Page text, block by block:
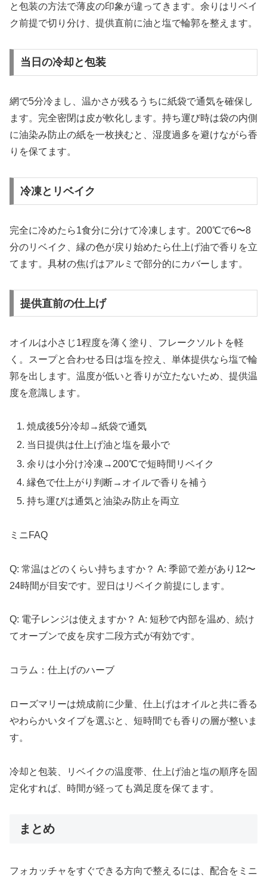
と包装の方法で薄皮の印象が違ってきます。余りはリベイ
ク前提で切り分け、提供直前に油と塩で輪郭を整えます。
当日の冷却と包装
網で5分冷まし、温かさが残るうちに紙袋で通気を確保し
ます。完全密閉は皮が軟化します。持ち運び時は袋の内側
に油染み防止の紙を一枚挟むと、湿度過多を避けながら香
りを保てます。
冷凍とリベイク
完全に冷めたら1食分に分けて冷凍します。200℃で6〜8
分のリベイク、縁の色が戻り始めたら仕上げ油で香りを立
てます。具材の焦げはアルミで部分的にカバーします。
提供直前の仕上げ
オイルは小さじ1程度を薄く塗り、フレークソルトを軽
く。スープと合わせる日は塩を控え、単体提供なら塩で輪
郭を出します。温度が低いと香りが立たないため、提供温
度を意識します。
焼成後5分冷却→紙袋で通気
当日提供は仕上げ油と塩を最小で
余りは小分け冷凍→200℃で短時間リベイク
縁色で仕上がり判断→オイルで香りを補う
持ち運びは通気と油染み防止を両立
ミニFAQ
Q: 常温はどのくらい持ちますか？ A: 季節で差があり12〜
24時間が目安です。翌日はリベイク前提にします。
Q: 電子レンジは使えますか？ A: 短秒で内部を温め、続け
てオーブンで皮を戻す二段方式が有効です。
コラム：仕上げのハーブ
ローズマリーは焼成前に少量、仕上げはオイルと共に香る
やわらかいタイプを選ぶと、短時間でも香りの層が整いま
す。
冷却と包装、リベイクの温度帯、仕上げ油と塩の順序を固
定化すれば、時間が経っても満足度を保てます。
まとめ
フォカッチャをすぐできる方向で整えるには、配合をミニ